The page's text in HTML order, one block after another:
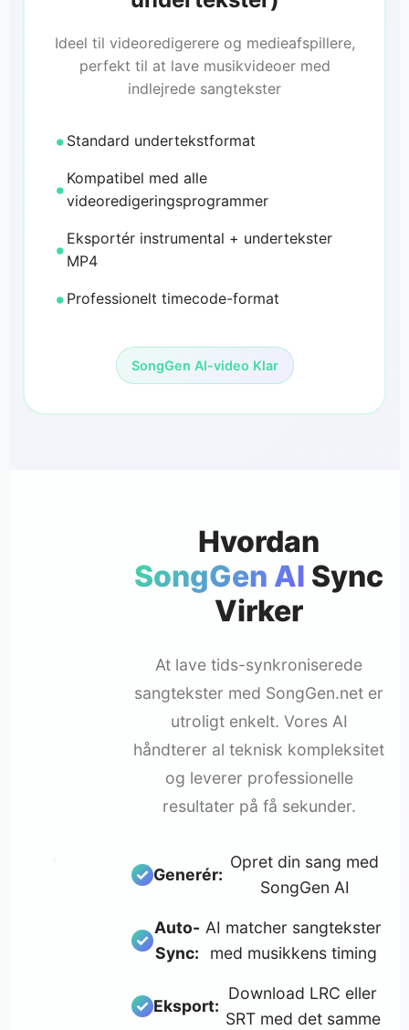
Ideel til videoredigerere og medieafspillere,
perfekt til at lave musikvideoer med
indlejrede sangtekster
Standard undertekstformat
Kompatibel med alle
videoredigeringsprogrammer
Eksportér instrumental + undertekster
MP4
Professionelt timecode-format
SongGen AI-video Klar
Hvordan
SongGen AI Sync
Virker
At lave tids-synkroniserede
sangtekster med SongGen.net er
utroligt enkelt. Vores AI
håndterer al teknisk kompleksitet
og leverer professionelle
resultater på få sekunder.
Generér:
Opret din sang med
SongGen AI
Auto-
Sync:
AI matcher sangtekster
med musikkens timing
Eksport:
Download LRC eller
SRT med det samme